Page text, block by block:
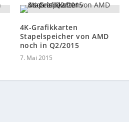
4K-Grafikkarten
Stapelspeicher von AMD
noch in Q2/2015
7. Mai 2015